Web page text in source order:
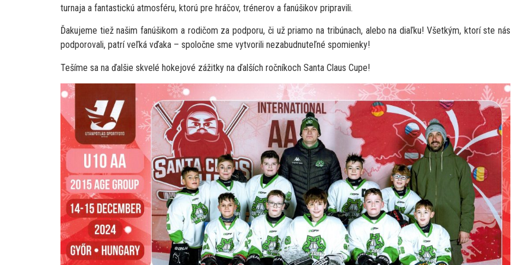
turnaja a fantastickú atmosféru, ktorú pre hráčov, trénerov a fanúšikov pripravili.
Ďakujeme tiež našim fanúšikom a rodičom za podporu, či už priamo na tribúnach, alebo na diaľku! Všetkým, ktorí ste nás
podporovali, patrí veľká vďaka – spoločne sme vytvorili nezabudnuteľné spomienky!
Tešíme sa na ďalšie skvelé hokejové zážitky na ďalších ročníkoch Santa Claus Cupe!